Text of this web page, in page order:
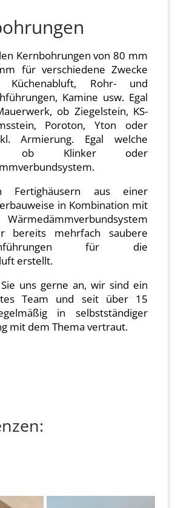
Kernbohrungen von 80 mm
für verschiedene Zwecke
Rohr- und
Kamine usw. Egal
ob Ziegelstein, KS-
Poroton, Yton oder
Armierung. Egal welche
ob Klinker oder
Fertighäusern aus einer
in Kombination mit
bereits mehrfach saubere
für die
erstellt.
uns gerne an, wir sind ein
Team und seit über 15
in selbstständiger
mit dem Thema vertraut.